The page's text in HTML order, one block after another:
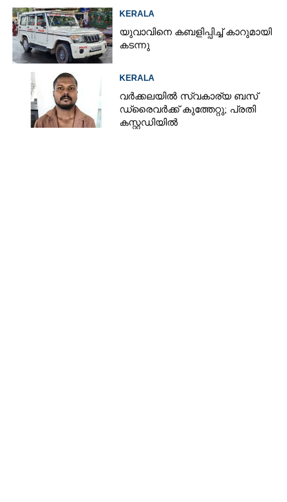
KERALA
യുവാവിനെ കബളിപ്പിച്ച് കാറുമായി
കടന്നു
KERALA
വർക്കലയിൽ സ്വകാര്യ ബസ്
ഡ്രൈവർക്ക് കുത്തേറ്റു; പ്രതി
കസ്റ്റഡിയിൽ